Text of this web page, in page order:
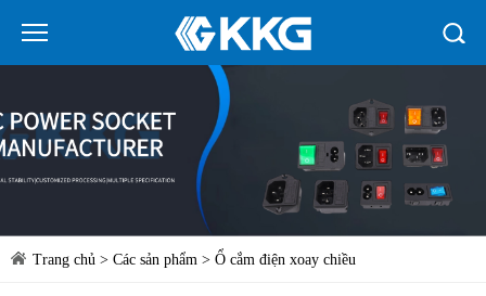
Trang chủ > Các sản phẩm > Ổ cắm điện xoay chiều